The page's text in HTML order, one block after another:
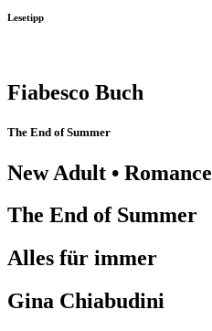
Lesetipp
Fiabesco Buch
The End of Summer
New Adult • Romance
The End of Summer
Alles für immer
Gina Chiabudini